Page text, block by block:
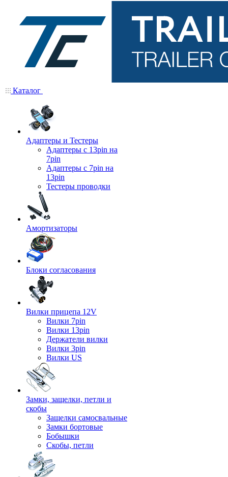
Каталог
Адаптеры и Тестеры
Адаптеры с 13pin на
7pin
Адаптеры с 7pin на
13pin
Тестеры проводки
Амортизаторы
Блоки согласования
Вилки прицепа 12V
Вилки 7pin
Вилки 13pin
Держатели вилки
Вилки 3pin
Вилки US
Замки, защелки, петли и
скобы
Защелки самосвальные
Замки бортовые
Бобышки
Скобы, петли